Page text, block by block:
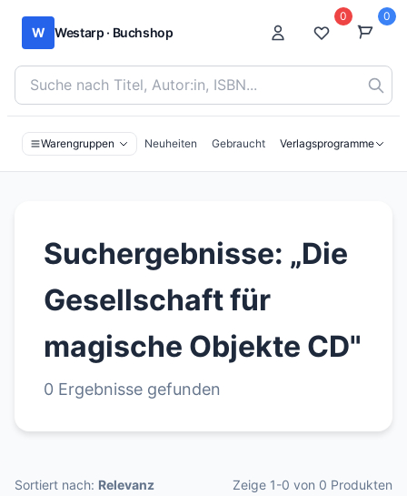
W Westarp · Buchshop
Bücher suchen nach Titel, Autor:in oder ISBN
0 0
Warengruppen Neuheiten Gebraucht Verlagsprogramme
Suchergebnisse: „Die
Gesellschaft für
magische Objekte CD"
0 Ergebnisse gefunden
Sortiert nach: Relevanz Zeige 1-0 von 0 Produkten